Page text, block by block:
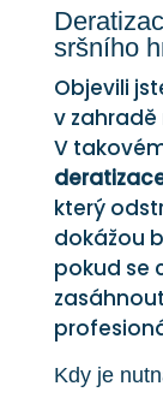
sršního
Objevili
v zahradě
V
který
dokážou
pokud se
Kdy je